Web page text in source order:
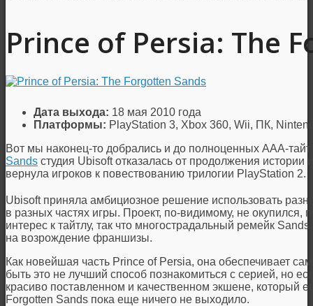
Prince of Persia: The
Дата выхода: 18 мая 2010 года
Платформы: PlayStation 3, Xbox 360, Wii, ПК,
Вот мы наконец-то добрались и до полноценных ААА-
Sands студия Ubisoft отказалась от продолжения истории
вернула игроков к повествованию трилогии PlayStation 2.
Ubisoft приняла амбициозное решение использовать
в разных частях игры. Проект, по-видимому, не окупился,
интерес к тайтлу, так что многострадальный ремейк
на возрождение франшизы.
Как новейшая часть Prince of Persia, она обеспечивает
быть это не лучший способ познакомиться с серией, но
красиво поставленном и качественном экшене, который
Forgotten Sands пока еще ничего не выходило.